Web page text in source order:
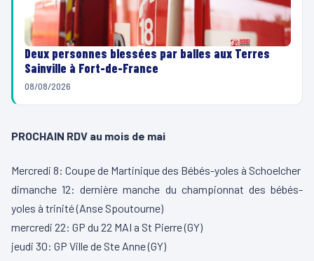
Deux personnes blessées par balles aux Terres
Sainville à Fort-de-France
08/08/2026
PROCHAIN RDV au mois de mai
Mercredi 8: Coupe de Martinique des Bébés-yoles à Schoelcher
dimanche 12: dernière manche du championnat des bébés-
yoles à trinité (Anse Spoutourne)
mercredi 22: GP du 22 MAI a St Pierre (GY)
jeudi 30: GP Ville de Ste Anne (GY)